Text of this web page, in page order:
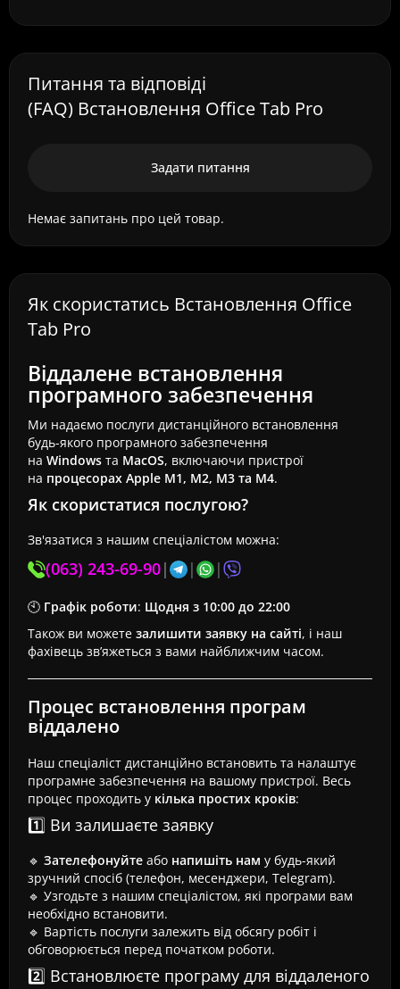
Питання та відповіді
(FAQ) Встановлення Office Tab Pro
Задати питання
Немає запитань про цей товар.
Як скористатись Встановлення Office
Tab Pro
Віддалене встановлення
програмного забезпечення
Ми надаємо послуги дистанційного встановлення
будь-якого програмного забезпечення
на Windows та MacOS, включаючи пристрої
на процесорах Apple M1, M2, M3 та M4.
Як скористатися послугою?
Зв'язатися з нашим спеціалістом можна:
(063) 243-69-90| | |
🕙 Графік роботи: Щодня з 10:00 до 22:00
Також ви можете залишити заявку на сайті, і наш
фахівець зв’яжеться з вами найближчим часом.
Процес встановлення програм
віддалено
Наш спеціаліст дистанційно встановить та налаштує
програмне забезпечення на вашому пристрої. Весь
процес проходить у кілька простих кроків:
1️⃣ Ви залишаєте заявку
🔹 Зателефонуйте або напишіть нам у будь-який
зручний спосіб (телефон, месенджери, Telegram).
🔹 Узгодьте з нашим спеціалістом, які програми вам
необхідно встановити.
🔹 Вартість послуги залежить від обсягу робіт і
обговорюється перед початком роботи.
2️⃣ Встановлюєте програму для віддаленого